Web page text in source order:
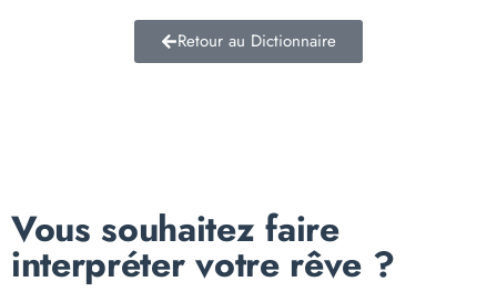
Retour au Dictionnaire
Vous souhaitez faire
interpréter votre rêve ?